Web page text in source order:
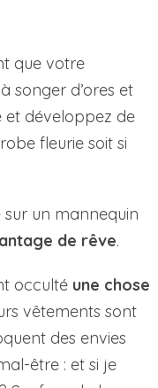
que votre
songer d’ores et
et développez de
fleurie soit si
un mannequin
de rêve.
occulté une chose
vêtements sont
des envies
être : et si je